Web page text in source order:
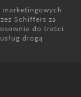
marketingowych
Schiffers za
do treści
drogą